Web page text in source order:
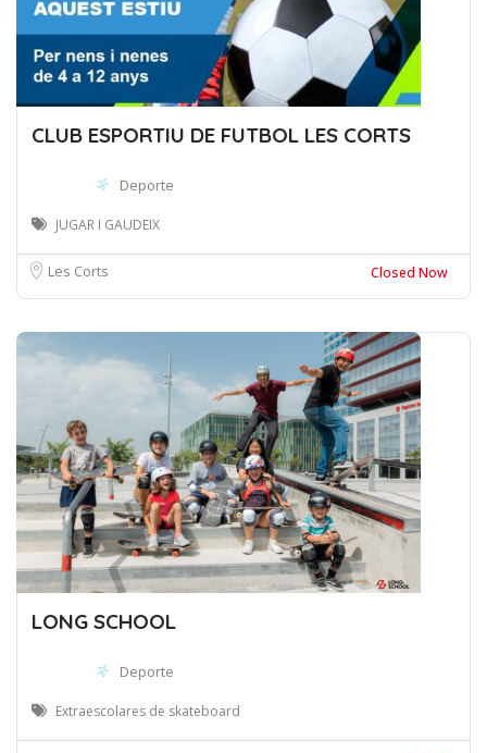
CLUB ESPORTIU DE FUTBOL LES CORTS
Deporte
JUGAR I GAUDEIX
Les Corts Closed Now
LONG SCHOOL
Deporte
Extraescolares de skateboard